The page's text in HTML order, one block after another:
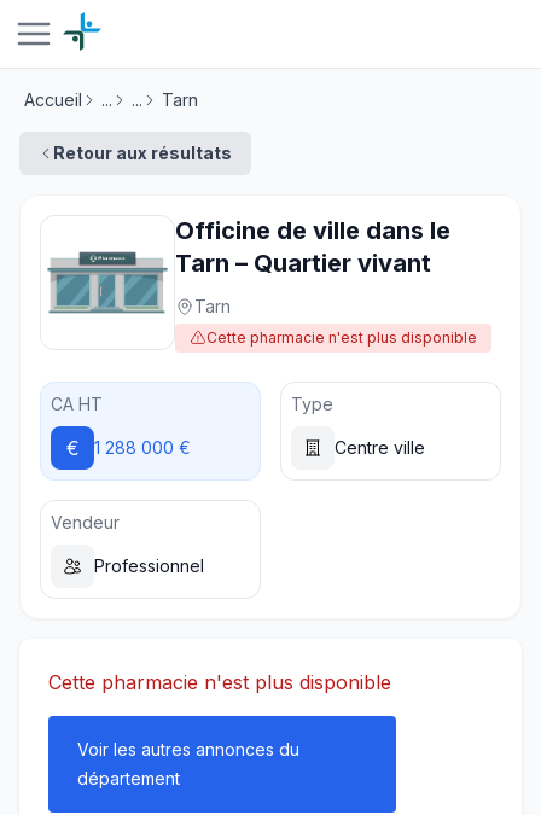
Accueil ... ... Tarn
Retour aux résultats
Officine de ville dans le
Tarn – Quartier vivant
Tarn
Cette pharmacie n'est plus disponible
CA HT
€ 1 288 000 €
Type
Centre ville
Vendeur
Professionnel
Cette pharmacie n'est plus disponible
Voir les autres annonces du
département